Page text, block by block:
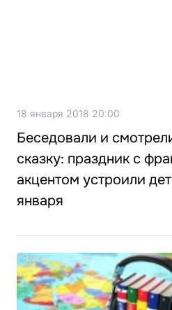
18 января 2018 20:00
Беседовали и
сказку: праздник с
акцентом устроили
января